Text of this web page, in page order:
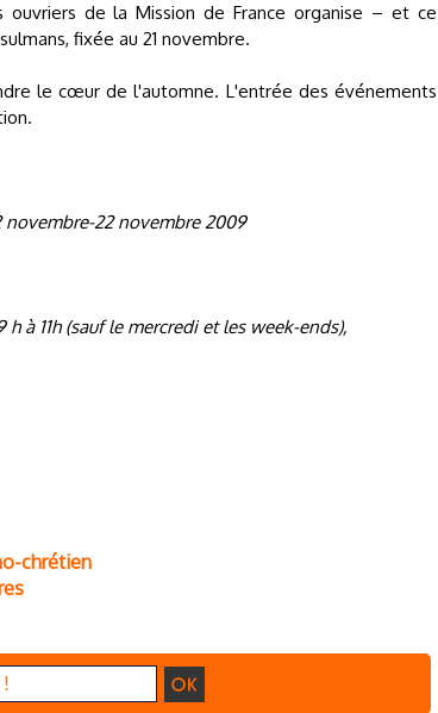
ouvriers de la Mission de France organise – et ce
fixée au 21 novembre.
le cœur de l'automne. L'entrée des événements
novembre-22 novembre 2009
à 11h (sauf le mercredi et les week-ends),
chrétien